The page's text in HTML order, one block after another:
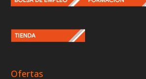
Ofertas